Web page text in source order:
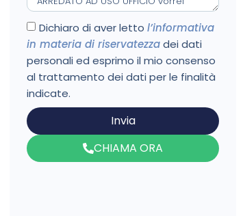
Dichiaro di aver letto l’informativa
in materia di riservatezzadei dati
personali ed esprimo il mio consenso
al trattamento dei dati per le finalità
indicate.
Invia
CHIAMA ORA